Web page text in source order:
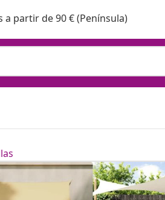
a partir de 90 € (Península)